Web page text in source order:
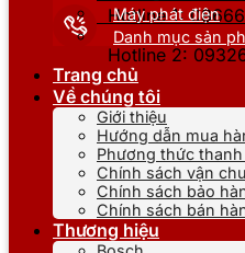
Hotline 1:
Hotline 2:
Máy phát điện
Danh mục sản
Trang chủ
Về chúng tôi
Giới thiệu
Hướng dẫn mua
Phương thức
Chính sách vận
Chính sách bảo
Chính sách bán
Thương hiệu